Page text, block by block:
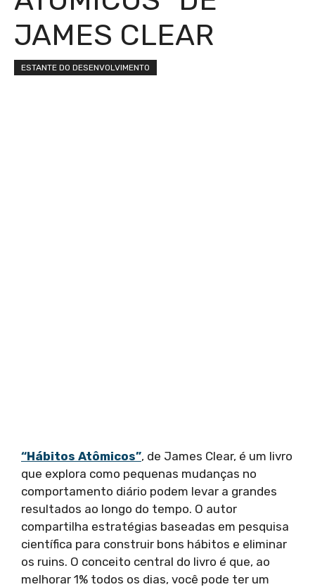
JAMES CLEAR
ESTANTE DO DESENVOLVIMENTO
“Hábitos Atômicos”, de James Clear, é um livro
que explora como pequenas mudanças no
comportamento diário podem levar a grandes
resultados ao longo do tempo. O autor
compartilha estratégias baseadas em pesquisa
científica para construir bons hábitos e eliminar
os ruins. O conceito central do livro é que, ao
melhorar 1% todos os dias, você pode ter um